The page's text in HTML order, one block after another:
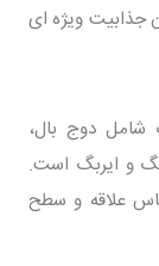
جذابیت ویژه ای
شامل دوج بال،
و ایربگ است.
علاقه و سطح